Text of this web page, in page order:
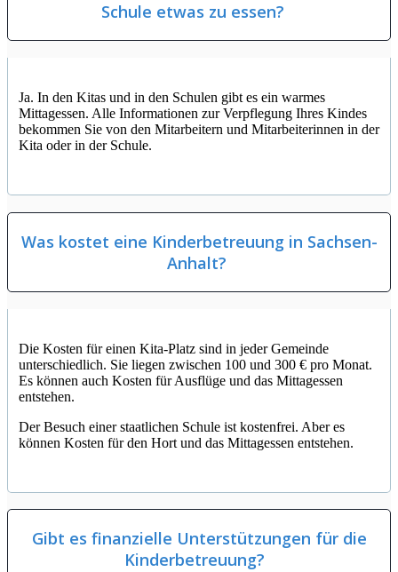
Schule etwas zu essen?
Ja. In den Kitas und in den Schulen gibt es ein warmes
Mittagessen. Alle Informationen zur Verpflegung Ihres Kindes
bekommen Sie von den Mitarbeitern und Mitarbeiterinnen in der
Kita oder in der Schule.
Was kostet eine Kinderbetreuung in Sachsen-
Anhalt?
Die Kosten für einen Kita-Platz sind in jeder Gemeinde
unterschiedlich. Sie liegen zwischen 100 und 300 € pro Monat.
Es können auch Kosten für Ausflüge und das Mittagessen
entstehen.
Der Besuch einer staatlichen Schule ist kostenfrei. Aber es
können Kosten für den Hort und das Mittagessen entstehen.
Gibt es finanzielle Unterstützungen für die
Kinderbetreuung?